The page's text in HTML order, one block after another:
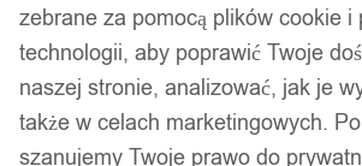
zebrane za pomocą plików cookie i
technologii, aby poprawić Twoje
naszej stronie, analizować, jak je
także w celach marketingowych.
szanujemy Twoje prawo do